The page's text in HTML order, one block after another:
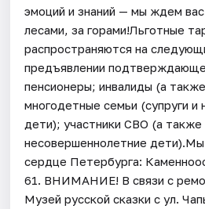
эмоций и знаний — мы ждем
лесами, за горами!Льготные
распространяются на
предъявлении
пенсионеры; инвалиды (а
многодетные семьи (супруги и
дети); участники СВО (а также
несовершеннолетние
сердце Петербурга:
61. ВНИМАНИЕ! В связи с
Музей русской сказки с ул.